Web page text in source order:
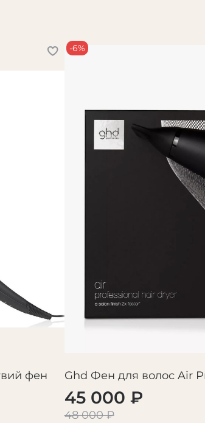
гладкие, объёмные или
фен
-6%
Ghd Фен для волос Air
45 000 ₽
48 000 ₽